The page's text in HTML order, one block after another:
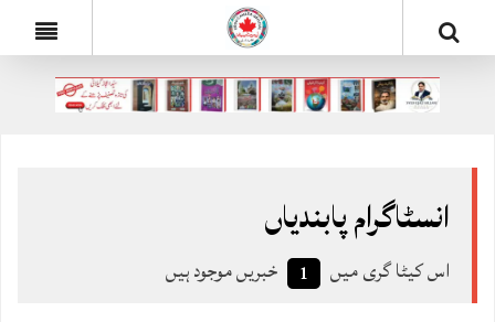
انسٹاگرام پابندیاں
اس کیٹا گری میں 1 خبریں موجود ہیں